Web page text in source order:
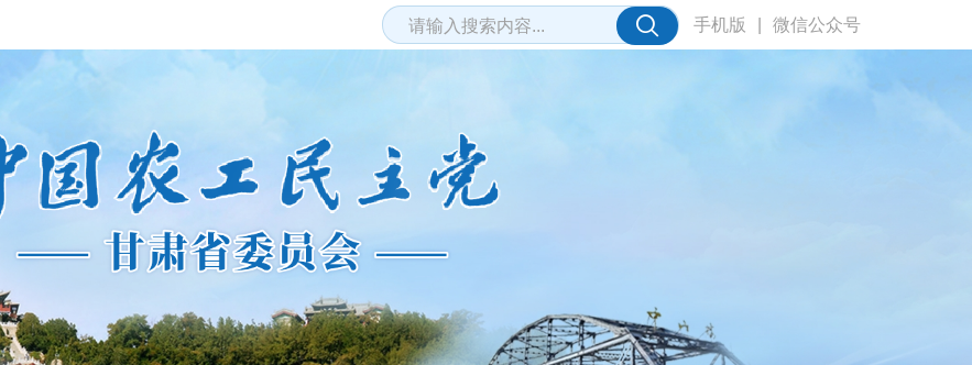
手机版 微信公众号